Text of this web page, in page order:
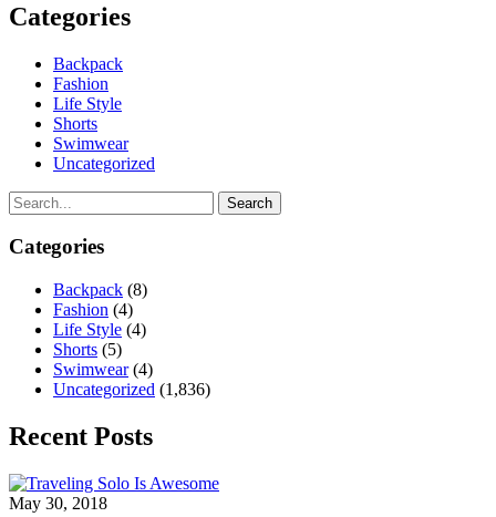
Categories
Backpack
Fashion
Life Style
Shorts
Swimwear
Uncategorized
Search
Categories
Backpack (8)
Fashion (4)
Life Style (4)
Shorts (5)
Swimwear(4)
Uncategorized (1,836)
Recent Posts
May 30, 2018